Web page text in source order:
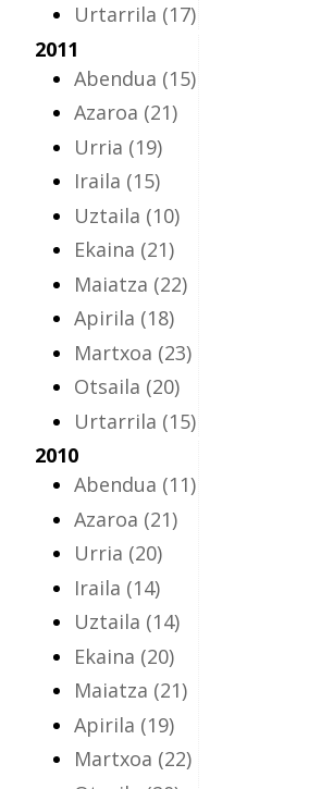
Urtarrila (17)
2011
Abendua (15)
Azaroa (21)
Urria (19)
Iraila (15)
Uztaila (10)
Ekaina (21)
Maiatza (22)
Apirila (18)
Martxoa (23)
Otsaila (20)
Urtarrila (15)
2010
Abendua (11)
Azaroa (21)
Urria (20)
Iraila (14)
Uztaila (14)
Ekaina (20)
Maiatza (21)
Apirila (19)
Martxoa (22)